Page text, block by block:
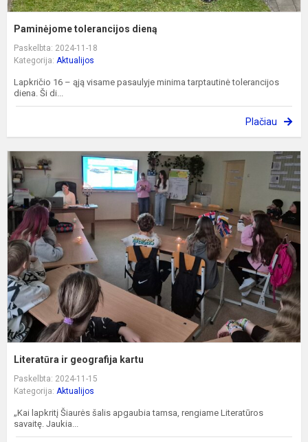
Paminėjome tolerancijos dieną
Paskelbta: 2024-11-18
Kategorija: Aktualijos
Lapkričio 16 – ąją visame pasaulyje minima tarptautinė tolerancijos
diena. Ši di...
Plačiau
Literatūra ir geografija kartu
Paskelbta: 2024-11-15
Kategorija: Aktualijos
„Kai lapkritį Šiaurės šalis apgaubia tamsa, rengiame Literatūros
savaitę. Jaukia...